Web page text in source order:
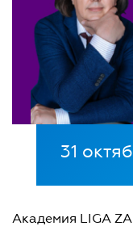
31
Академия LIGA